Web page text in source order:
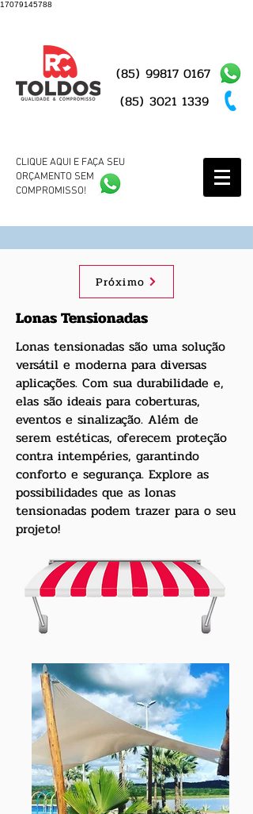
17079145788
(85) 99817 0167
(85) 3021 1339
CLIQUE AQUI E FAÇA SEU
ORÇAMENTO SEM
COMPROMISSO!
Próximo
Lonas Tensionadas
Lonas tensionadas são uma solução
versátil e moderna para diversas
aplicações. Com sua durabilidade e,
elas são ideais para coberturas,
eventos e sinalização. Além de
serem estéticas, oferecem proteção
contra intempéries, garantindo
conforto e segurança. Explore as
possibilidades que as lonas
tensionadas podem trazer para o seu
projeto!